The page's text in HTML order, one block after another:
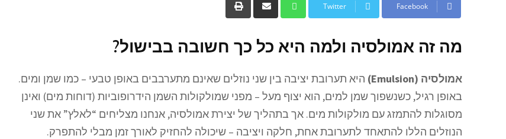
Facebook
Twitter
מה זה אמולסיה ולמה היא כל כך חשובה בבישול?
אמולסיה (Emulsion)
היא תערובת יציבה בין שני נוזלים שאינם מתערבבים באופן טבעי – כמו שמן ומים.
באופן רגיל, כשנשפוך שמן למים, הוא יצוף מעל – מפני שמולקולות השמן הידרופוביות (דוחות מים) ואינן
מסוגלות להתמזג עם מולקולות מים. אך בתהליך של יצירת אמולסיה, אנחנו מצליחים “לאלץ” את שני
הנוזלים הללו להתאחד לתערובת אחת, חלקה ויציבה – שיכולה להחזיק לאורך זמן מבלי להתפרק.